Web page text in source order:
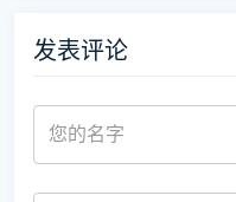
发表评论